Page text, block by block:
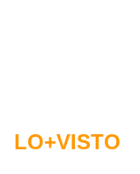
LO+VISTO